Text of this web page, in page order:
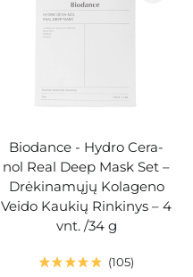
Biodance - Hydro Cera-
nol Real Deep Mask Set –
Drėkinamųjų Kolageno
Veido Kaukių Rinkinys – 4
vnt. /34 g
105